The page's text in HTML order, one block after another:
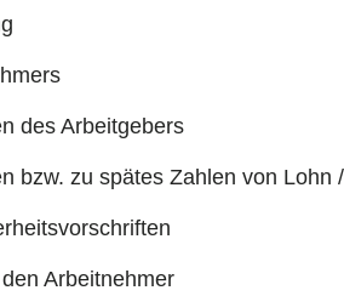
des Arbeitgebers
bzw. zu spätes Zahlen von Lohn
Arbeitnehmer